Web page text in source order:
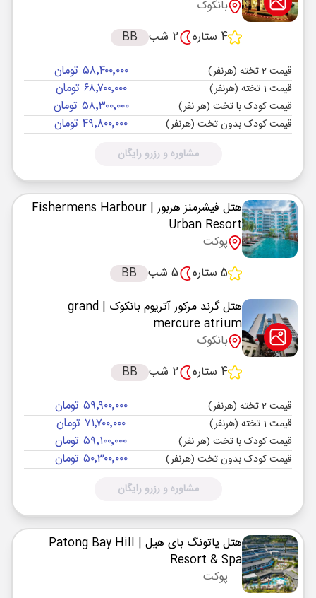
بانکوک
4 ستاره
2 شب BB
قیمت 2 تخته (هرنفر) ۵۸٬۴۰۰٬۰۰۰ تومان
قیمت 1 تخته (هرنفر) ۶۸٬۷۰۰٬۰۰۰ تومان
قیمت کودک با تخت (هر نفر) ۵۸٬۳۰۰٬۰۰۰ تومان
قیمت کودک بدون تخت (هرنفر) ۴۹٬۸۰۰٬۰۰۰ تومان
مشاوره و رزرو رایگان
هتل فیشرمنز هربور | Fishermens Harbour
Urban Resort
پوکت
5 ستاره
5 شب
BB
هتل گرند مرکور آتریوم بانکوک
| grand
mercure atrium
بانکوک
4 ستاره
2 شب BB
قیمت 2 تخته (هرنفر) ۵۹٬۹۰۰٬۰۰۰ تومان
قیمت 1 تخته (هرنفر) ۷۱٬۷۰۰٬۰۰۰ تومان
قیمت کودک با تخت (هر نفر) ۵۹٬۱۰۰٬۰۰۰ تومان
قیمت کودک بدون تخت (هرنفر) ۵۰٬۳۰۰٬۰۰۰ تومان
مشاوره و رزرو رایگان
هتل پاتونگ بای هیل | Patong Bay Hill
Resort & Spa
پوکت